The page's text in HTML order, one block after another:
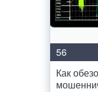
56
Как